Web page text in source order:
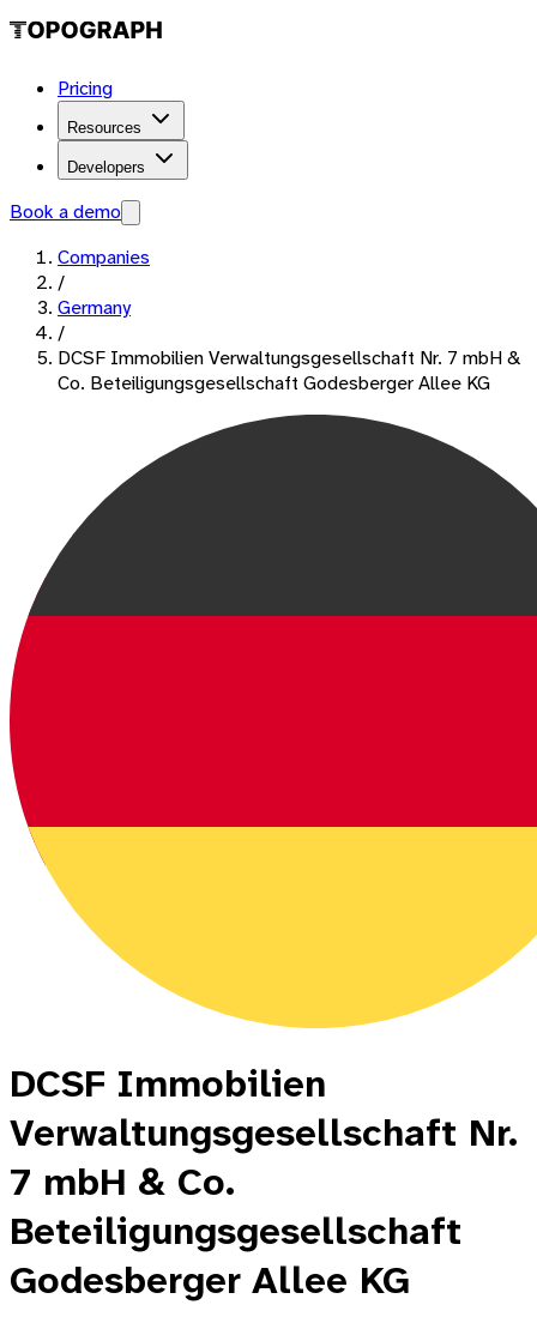
Pricing
Resources
Developers
Book a demo
Companies
/
Germany
/
DCSF Immobilien Verwaltungsgesellschaft Nr. 7 mbH &
Co. Beteiligungsgesellschaft Godesberger Allee KG
DCSF Immobilien
Verwaltungsgesellschaft Nr.
7 mbH & Co.
Beteiligungsgesellschaft
Godesberger Allee KG